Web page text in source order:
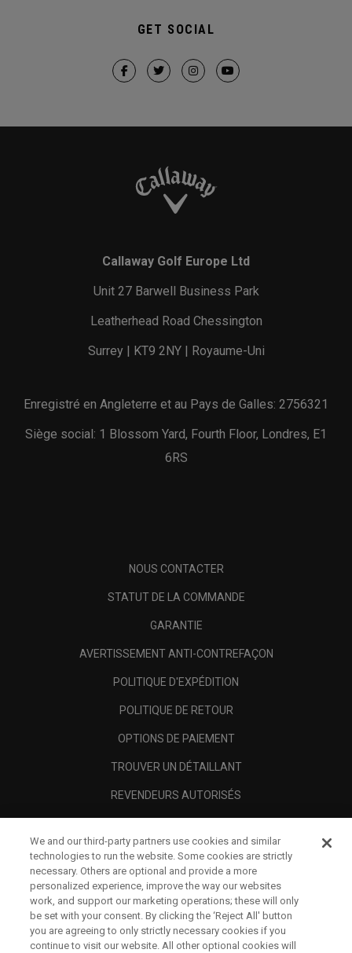
GET SOCIAL
Callaway Golf Europe Ltd
Unit 27 Barwell Business Park
Leatherhead Road Chessington
Surrey | KT9 2NY | Royaume-Uni
Enregistré en Angleterre et au Pays de Galles: 2756321
Siège social: 1 Blossom Yard, Fourth Floor, Londres, E1
6RS
NOUS CONTACTER
STATUT DE LA COMMANDE
GARANTIE
AVERTISSEMENT ANTI-CONTREFAÇON
POLITIQUE D'EXPÉDITION
POLITIQUE DE RETOUR
OPTIONS DE PAIEMENT
TROUVER UN DÉTAILLANT
REVENDEURS AUTORISÉS
A PROPOS
MENTIONS LÉGALES
We and our third-party partners use cookies and similar
technologies to run the website. Some cookies are strictly
necessary. Others are optional and provide a more
personalized experience, improve the way our websites
work, and support our marketing operations; these will only
be set with your consent. By clicking the ‘Reject All' button
you are agreeing to only strictly necessary cookies if you
continue to visit our website. All other optional cookies will